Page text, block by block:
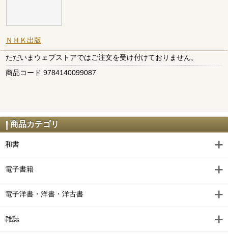
ＮＨＫ出版
ただいまウェブストアではご注文を受け付けておりません。
商品コード 9784140099087
商品カテゴリ
和書
電子書籍
電子洋書・洋書・洋古書
雑誌